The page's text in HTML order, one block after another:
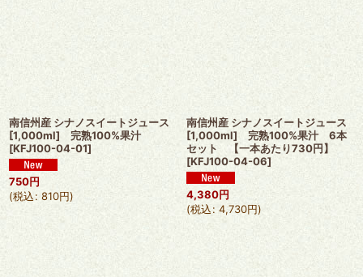
南信州産 シナノスイートジュース
[1,000ml] 完熟100%果汁
[KFJ100-04-01]
750円
(税込: 810円)
南信州産 シナノスイートジュース
[1,000ml] 完熟100%果汁 6本
セット 【一本あたり730円】
[KFJ100-04-06]
4,380円
(税込: 4,730円)